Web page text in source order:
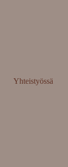
Yhteistyössä